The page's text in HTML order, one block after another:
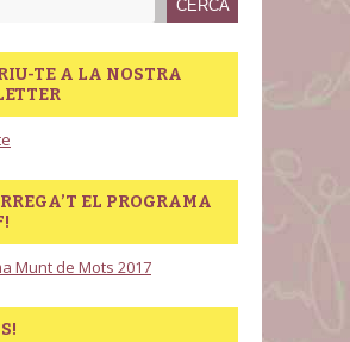
TE A LA NOSTRA
EL PROGRAMA
Munt de Mots 2017